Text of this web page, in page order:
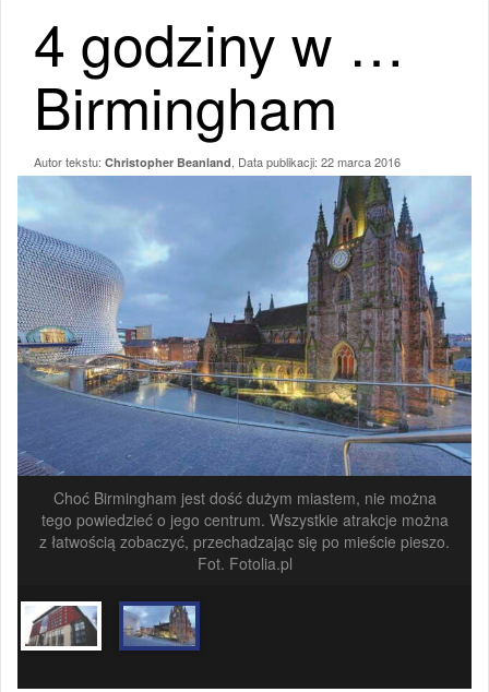
4 godziny w …
Birmingham
Autor tekstu: Christopher Beanland , Data publikacji: 22 marca 2016
Choć Birmingham jest dość dużym miastem, nie można
tego powiedzieć o jego centrum. Wszystkie atrakcje można
z łatwością zobaczyć, przechadzając się po mieście pieszo.
Fot. Fotolia.pl